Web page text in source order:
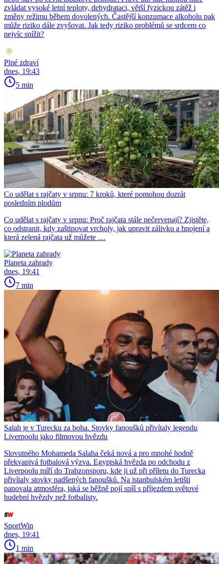
zvládat vysoké letní teploty, dehydrataci, větší fyzickou zátěž i
změny režimu během dovolených. Častější konzumace alkoholu pak
může riziko dále zvyšovat. Jak tedy riziko problémů se srdcem co
nejvíc snížit?
Plné zdraví
dnes, 19:43
5 min
Co udělat s rajčaty v srpnu: 7 kroků, které pomohou dozrát
posledním plodům
Co udělat s rajčaty v srpnu: Proč rajčata stále nečervenají? Zjistěte,
co odstranit, kdy zaštipovat vrcholy, jak upravit zálivku a hnojení a
která zelená rajčata už můžete …
Planeta zahrady
dnes, 19:41
7 min
Salah je v Turecku za boha. Stovky fanoušků přivítaly legendu
Liverpoolu jako filmovou hvězdu
Slovutného Mohameda Salaha čeká nová a pro mnohé hodně
překvapivá fotbalová výzva. Egyptská hvězda po odchodu z
Liverpoolu míří do Trabzonsporu, kde ji už při příletu do Turecka
přivítaly stovky nadšených fanoušků. Na istanbulském letišti
panovala atmosféra, jaká se běžně pojí spíš s příjezdem světové
hudební hvězdy než fotbalisty.
SportWin
dnes, 19:41
1 min